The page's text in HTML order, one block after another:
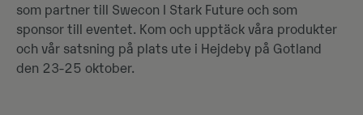
som partner till Swecon I Stark Future och som
sponsor till eventet. Kom och upptäck våra produkter
och vår satsning på plats ute i Hejdeby på Gotland
den 23-25 oktober.